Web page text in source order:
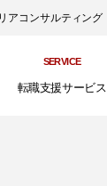
アコンサルティング
SERVICE
転職支援サービス